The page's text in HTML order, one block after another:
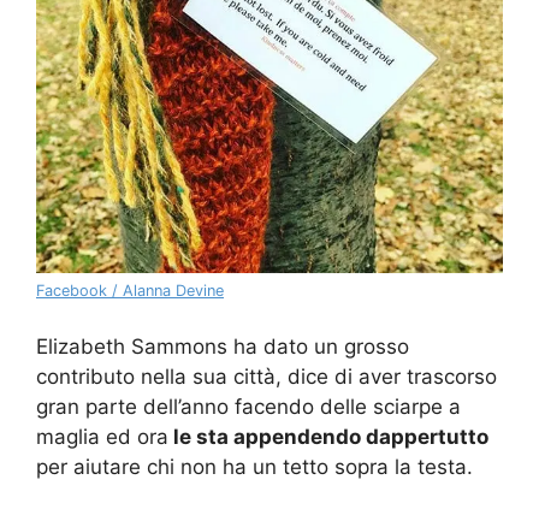
Facebook / Alanna Devine
Elizabeth Sammons ha dato un grosso
contributo nella sua città, dice di aver trascorso
gran parte dell’anno facendo delle sciarpe a
maglia ed ora le sta appendendo dappertutto
per aiutare chi non ha un tetto sopra la testa.